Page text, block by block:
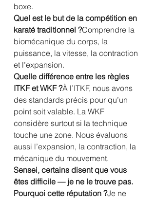
boxe.
Quel est le but de la compétition en
karaté traditionnel ?Comprendre la
biomécanique du corps, la
puissance, la vitesse, la contraction
et l’expansion.
Quelle différence entre les règles
ITKF et WKF ?À l’ITKF, nous avons
des standards précis pour qu’un
point soit valable. La WKF
considère surtout si la technique
touche une zone. Nous évaluons
aussi l’expansion, la contraction, la
mécanique du mouvement.
Sensei, certains disent que vous
êtes difficile — je ne le trouve pas.
Pourquoi cette réputation ?Je ne